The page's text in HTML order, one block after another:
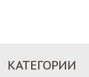
КАТЕГОРИИ